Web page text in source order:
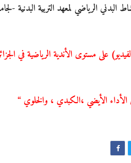
البدني الرياضي لمعهد التربية البدنية
على مستوى الأندية الرياضية في
الأداء الأيضي ،الكبدي ، والخلوي “